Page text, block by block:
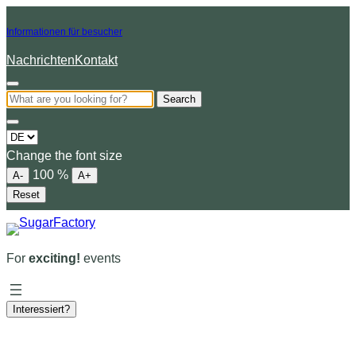
Informationen für besucher
NachrichtenKontakt
Search
Choose
a
language
Change the font size
A- 100 %
A+
Reset
For exciting! events
Interessiert?